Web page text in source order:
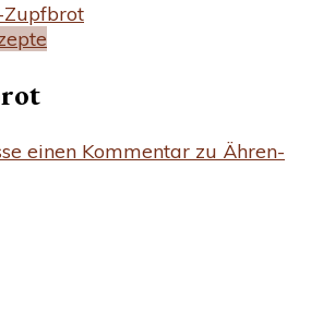
Zupfbrot
einen Kommentar zu Ähren-